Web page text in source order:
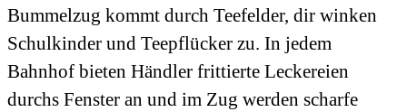
Bummelzug kommt durch Teefelder, dir winken
Schulkinder und Teepflücker zu. In jedem
Bahnhof bieten Händler frittierte Leckereien
durchs Fenster an und im Zug werden scharfe